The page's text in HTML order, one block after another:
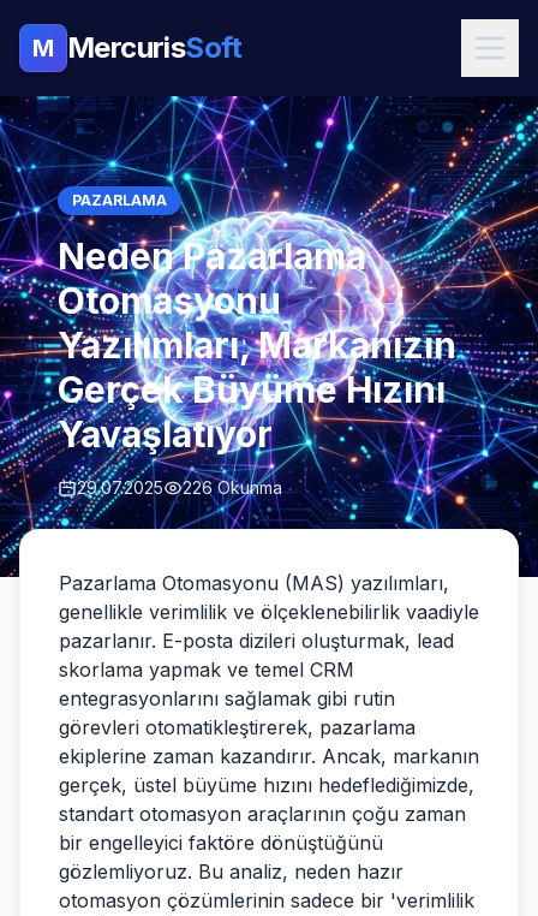
M MercurisSoft
PAZARLAMA
Neden Pazarlama
Otomasyonu
Yazılımları, Markanızın
Gerçek Büyüme Hızını
Yavaşlatıyor
29.07.2025 226 Okunma
Pazarlama Otomasyonu (MAS) yazılımları,
genellikle verimlilik ve ölçeklenebilirlik vaadiyle
pazarlanır. E-posta dizileri oluşturmak, lead
skorlama yapmak ve temel CRM
entegrasyonlarını sağlamak gibi rutin
görevleri otomatikleştirerek, pazarlama
ekiplerine zaman kazandırır. Ancak, markanın
gerçek, üstel büyüme hızını hedeflediğimizde,
standart otomasyon araçlarının çoğu zaman
bir engelleyici faktöre dönüştüğünü
gözlemliyoruz. Bu analiz, neden hazır
otomasyon çözümlerinin sadece bir 'verimlilik